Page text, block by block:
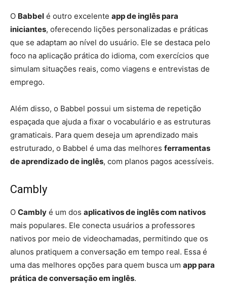
O Babbel é outro excelente app de inglês para
iniciantes, oferecendo lições personalizadas e práticas
que se adaptam ao nível do usuário. Ele se destaca pelo
foco na aplicação prática do idioma, com exercícios que
simulam situações reais, como viagens e entrevistas de
emprego.
Além disso, o Babbel possui um sistema de repetição
espaçada que ajuda a fixar o vocabulário e as estruturas
gramaticais. Para quem deseja um aprendizado mais
estruturado, o Babbel é uma das melhores ferramentas
de aprendizado de inglês, com planos pagos acessíveis.
Cambly
O Cambly é um dos aplicativos de inglês com nativos
mais populares. Ele conecta usuários a professores
nativos por meio de videochamadas, permitindo que os
alunos pratiquem a conversação em tempo real. Essa é
uma das melhores opções para quem busca um app para
prática de conversação em inglês.